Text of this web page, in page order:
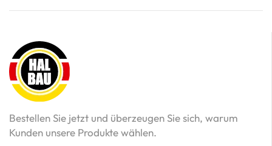
Bestellen Sie jetzt und überzeugen Sie sich, warum
Kunden unsere Produkte wählen.